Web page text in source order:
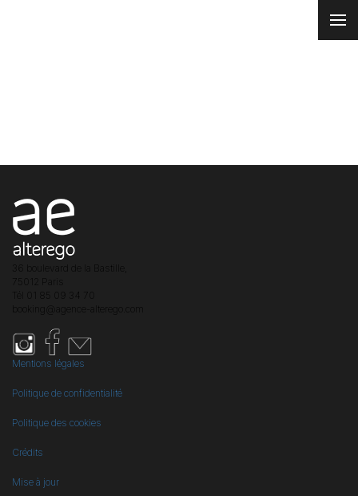
36 boulevard de la Bastille,
75012 Paris
Tél 01 85 09 34 70
booking@agence-alterego.com
Mentions légales
Politique de confidentialité
Politique des cookies
Crédits
Mise à jour